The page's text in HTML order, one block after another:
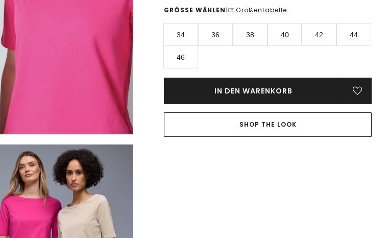
GRÖSSE WÄHLEN | Größentabelle
34 36 38 40 42 44
46
IN DEN WARENKORB
SHOP THE LOOK